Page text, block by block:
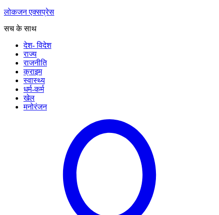
लोकजन एक्सप्रेस
सच के साथ
देश- विदेश
राज्य
राजनीति
क्राइम
स्वास्थ्य
धर्म-कर्म
खेल
मनोरंजन